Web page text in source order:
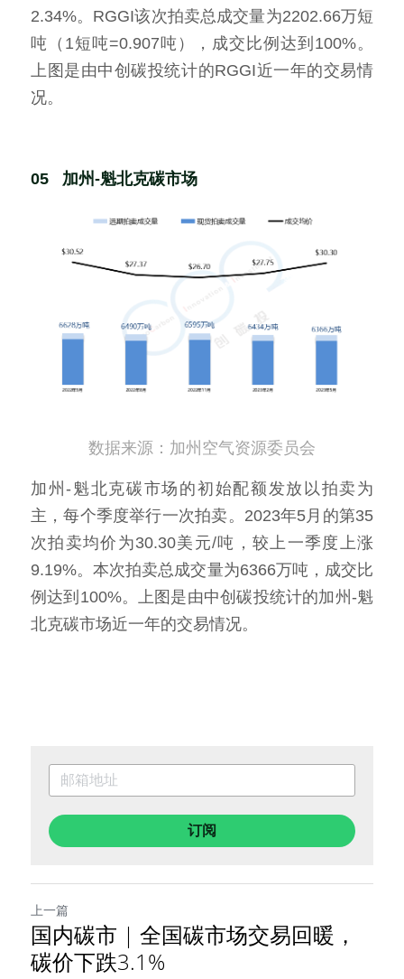
2.34%。RGGI该次拍卖总成交量为2202.66万短
吨（1短吨=0.907吨），成交比例达到100%。
上图是由中创碳投统计的RGGI近一年的交易情
况。
05   加州-魁北克碳市场
数据来源：加州空气资源委员会
加州-魁北克碳市场的初始配额发放以拍卖为
主，每个季度举行一次拍卖。2023年5月的第35
次拍卖均价为30.30美元/吨，较上一季度上涨
9.19%。本次拍卖总成交量为6366万吨，成交比
例达到100%。上图是由中创碳投统计的加州-魁
北克碳市场近一年的交易情况。
订阅
上一篇
国内碳市 | 全国碳市场交易回暖，
碳价下跌3.1%